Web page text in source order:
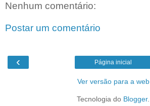
Nenhum comentário:
Postar um comentário
‹ Página inicial
Ver versão para a web
Tecnologia do Blogger.